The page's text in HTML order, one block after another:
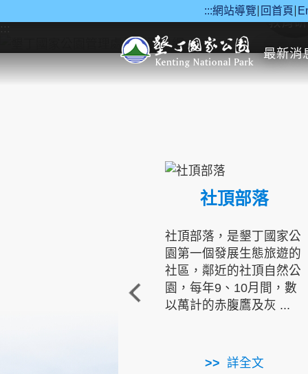
:::網站導覽 回首頁
最新消
::: 教育
社頂部落
社頂部落，是墾丁國家公
園第一個發展生態旅遊的
社區，鄰近的社頂自然公
園，每年9、10月間，數
以萬計的赤腹鷹及灰 ...
詳全文